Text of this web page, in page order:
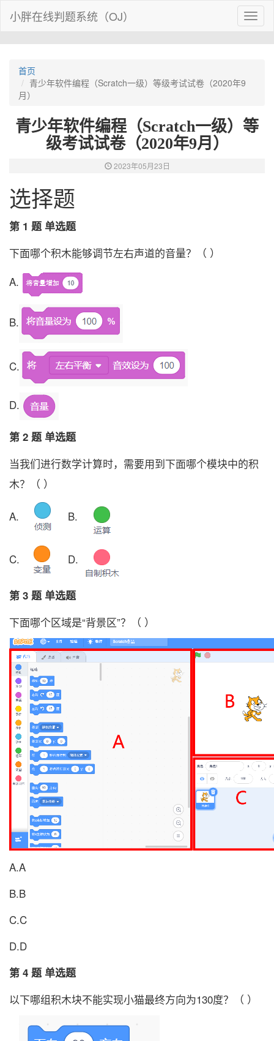
小胖在线判题系统（OJ）
首页
青少年软件编程（Scratch一级）等级考试试卷（2020年9
月）
青少年软件编程（Scratch一级）等
级考试试卷（2020年9月）
2023年05月23日
选择题
第 1 题 单选题
下面哪个积木能够调节左右声道的音量？（ ）
A.
B.
C.
D.
第 2 题 单选题
当我们进行数学计算时，需要用到下面哪个模块中的积
木？（ ）
A. B.
C. D.
第 3 题 单选题
下面哪个区域是“背景区”？（ ）
A.A
B.B
C.C
D.D
第 4 题 单选题
以下哪组积木块不能实现小猫最终方向为130度？（ ）